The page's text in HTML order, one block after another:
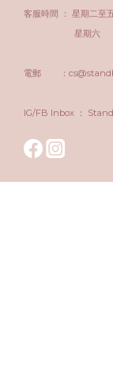
客服時間 ： 星期二至
星期六 ｜
電郵 ：
IG/FB Inbox ：